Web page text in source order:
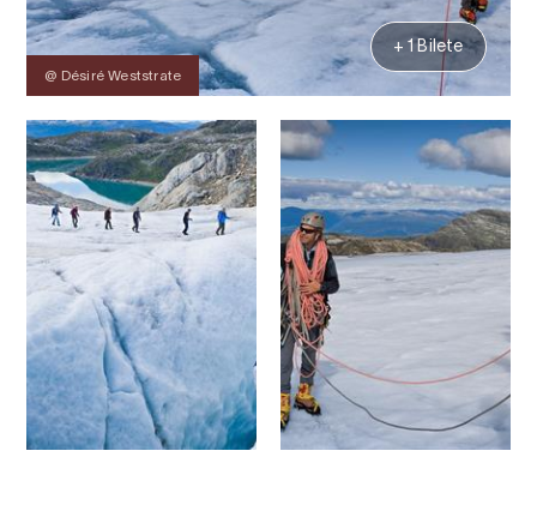
@ Désiré Weststrate
+ 1 Bilete